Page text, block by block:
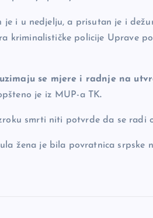
i u nedjelju, a prisutan je i
kriminalističke policije Uprave
se mjere i radnje na
je iz MUP-a TK.
smrti niti potvrde da se radi
žena je bila povratnica srpske